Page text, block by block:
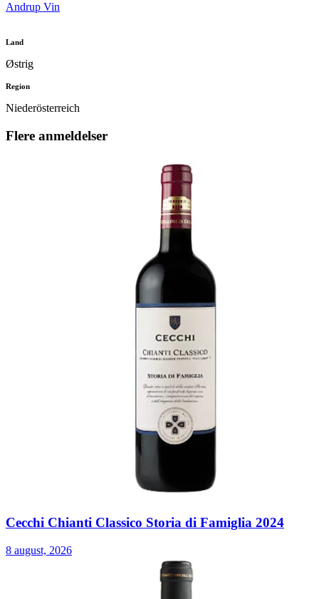
Andrup Vin
Land
Østrig
Region
Niederösterreich
Flere anmeldelser
Cecchi Chianti Classico Storia di Famiglia 2024
8 august, 2026